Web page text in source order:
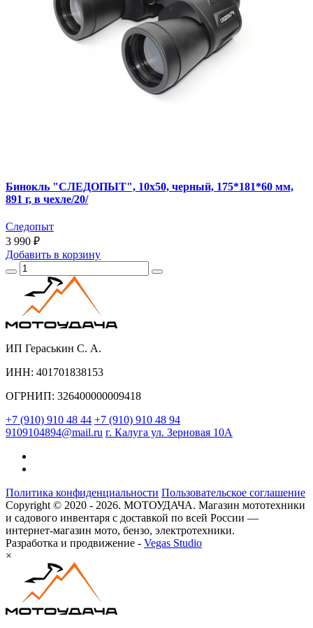
Бинокль "СЛЕДОПЫТ", 10х50, черный, 175*181*60 мм,
891 г, в чехле/20/
Следопыт
3 990 ₽
Добавить в корзину
ИП Гераськин С. А.
ИНН: 401701838153
ОГРНИП: 326400000009418
+7 (910) 910 48 44 +7 (910) 910 48 94
9109104894@mail.ru г. Калуга ул. Зерновая 10А
Политика конфиденциальности Пользовательское соглашение
Copyright © 2020 - 2026. МОТОУДАЧА. Магазин мототехники
и садового инвентаря с доставкой по всей России —
интернет-магазин мото, бензо, электротехники.
Разработка и продвижение - Vegas Studio
×